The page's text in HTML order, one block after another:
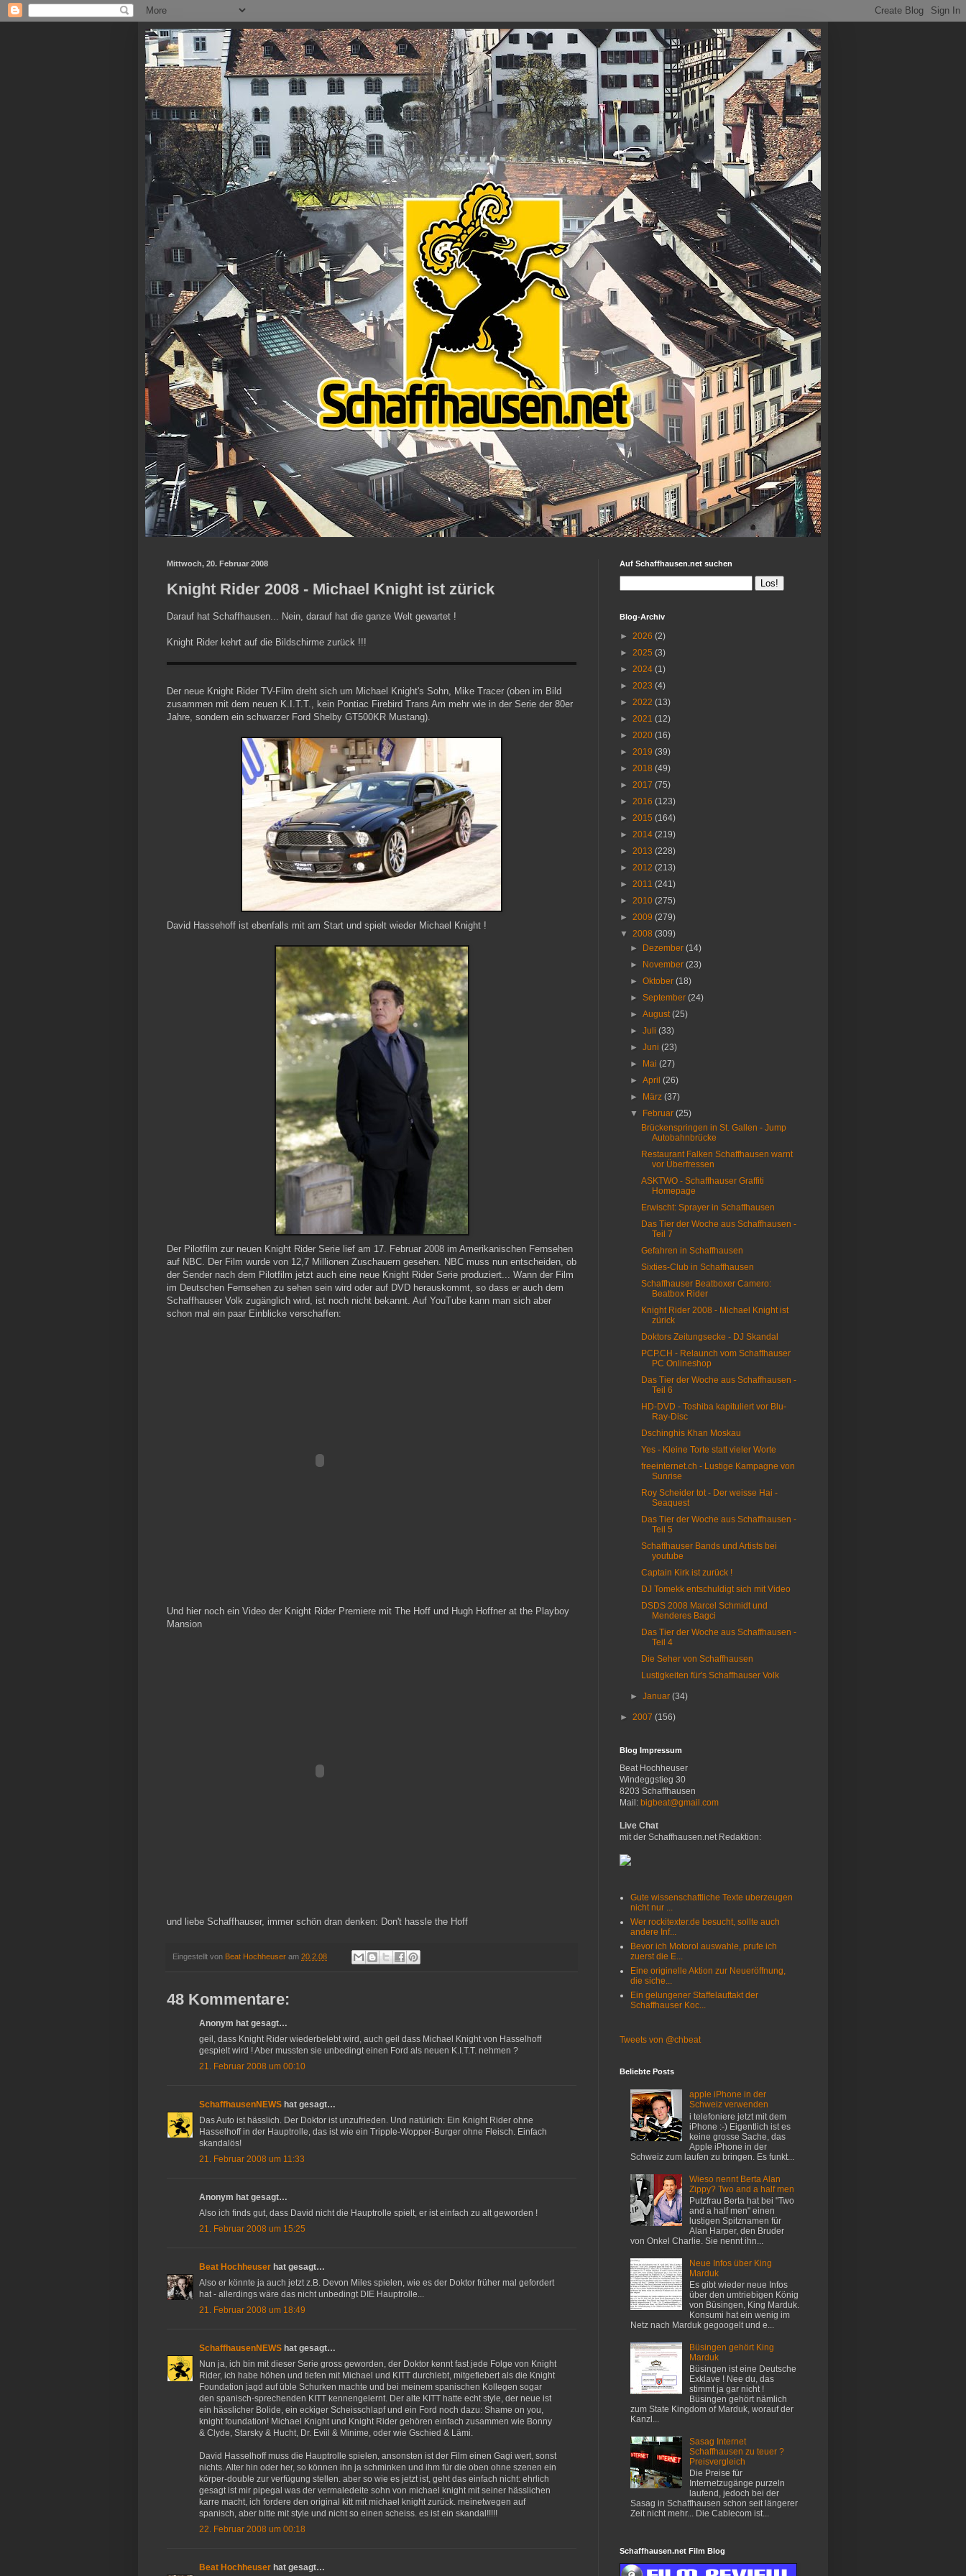
Mittwoch, 20. Februar 2008
Knight Rider 2008 - Michael Knight ist zürick
Darauf hat Schaffhausen... Nein, darauf hat die ganze Welt gewartet !
Knight Rider kehrt auf die Bildschirme zurück !!!
Der neue Knight Rider TV-Film dreht sich um Michael Knight's Sohn, Mike Tracer (oben im Bild
zusammen mit dem neuen K.I.T.T., kein Pontiac Firebird Trans Am mehr wie in der Serie der 80er
Jahre, sondern ein schwarzer Ford Shelby GT500KR Mustang).
David Hassehoff ist ebenfalls mit am Start und spielt wieder Michael Knight !
Der Pilotfilm zur neuen Knight Rider Serie lief am 17. Februar 2008 im Amerikanischen Fernsehen
auf NBC. Der Film wurde von 12,7 Millionen Zuschauern gesehen. NBC muss nun entscheiden, ob
der Sender nach dem Pilotfilm jetzt auch eine neue Knight Rider Serie produziert... Wann der Film
im Deutschen Fernsehen zu sehen sein wird oder auf DVD herauskommt, so dass er auch dem
Schaffhauser Volk zugänglich wird, ist noch nicht bekannt. Auf YouTube kann man sich aber
schon mal ein paar Einblicke verschaffen:
Und hier noch ein Video der Knight Rider Premiere mit The Hoff und Hugh Hoffner at the Playboy
Mansion
und liebe Schaffhauser, immer schön dran denken: Don't hassle the Hoff
Eingestellt von Beat Hochheuser am 20.2.08
48 Kommentare:
Anonym hat gesagt…
geil, dass Knight Rider wiederbelebt wird, auch geil dass Michael Knight von Hasselhoff
gespielt wird ! Aber mussten sie unbedingt einen Ford als neuen K.I.T.T. nehmen ?
21. Februar 2008 um 00:10
SchaffhausenNEWS hat gesagt…
Das Auto ist hässlich. Der Doktor ist unzufrieden. Und natürlich: Ein Knight Rider ohne
Hasselhoff in der Hauptrolle, das ist wie ein Tripple-Wopper-Burger ohne Fleisch. Einfach
skandalös!
21. Februar 2008 um 11:33
Anonym hat gesagt…
Also ich finds gut, dass David nicht die Hauptrolle spielt, er ist einfach zu alt geworden !
21. Februar 2008 um 15:25
Beat Hochheuser hat gesagt…
Also er könnte ja auch jetzt z.B. Devon Miles spielen, wie es der Doktor früher mal gefordert
hat - allerdings wäre das nicht unbedingt DIE Hauptrolle...
21. Februar 2008 um 18:49
SchaffhausenNEWS hat gesagt…
Nun ja, ich bin mit dieser Serie gross geworden, der Doktor kennt fast jede Folge von Knight
Rider, ich habe höhen und tiefen mit Michael und KITT durchlebt, mitgefiebert als die Knight
Foundation jagd auf üble Schurken machte und bei meinem spanischen Kollegen sogar
den spanisch-sprechenden KITT kennengelernt. Der alte KITT hatte echt style, der neue ist
ein hässlicher Bolide, ein eckiger Scheisschlapf und ein Ford noch dazu: Shame on you,
knight foundation! Michael Knight und Knight Rider gehören einfach zusammen wie Bonny
& Clyde, Starsky & Hucht, Dr. Eviil & Minime, oder wie Gschied & Lämi.
David Hasselhoff muss die Hauptrolle spielen, ansonsten ist der Film einen Gagi wert, sonst
nichts. Alter hin oder her, so können ihn ja schminken und ihm für die oben ohne szenen ein
körper-double zur verfügung stellen. aber so wie es jetzt ist, geht das einfach nicht: ehrlich
gesagt ist mir pipegal was der vermaledeite sohn von michael knight mit seiner hässlichen
karre macht, ich fordere den original kitt mit michael knight zurück. meinetwegen auf
spanisch, aber bitte mit style und nicht so einen scheiss. es ist ein skandal!!!!!
22. Februar 2008 um 00:18
Beat Hochheuser hat gesagt…
Auf Schaffhausen.net suchen
Blog-Archiv
► 2026 (2)
► 2025 (3)
► 2024 (1)
► 2023 (4)
► 2022 (13)
► 2021 (12)
► 2020 (16)
► 2019 (39)
► 2018 (49)
► 2017 (75)
► 2016 (123)
► 2015 (164)
► 2014 (219)
► 2013 (228)
► 2012 (213)
► 2011 (241)
► 2010 (275)
► 2009 (279)
▼ 2008 (309)
►
Dezember(14)
►
November(23)
►Oktober(18)
►September(24)
►August(25)
►Juli(33)
►Juni(23)
►
Mai(27)
►April(26)
►
März(37)
▼
Februar(25)
Brückenspringen in St. Gallen - Jump
Autobahnbrücke
Restaurant Falken Schaffhausen warnt
vor Überfressen
ASKTWO - Schaffhauser Graffiti
Homepage
Erwischt: Sprayer in Schaffhausen
Das Tier der Woche aus Schaffhausen -
Teil 7
Gefahren in Schaffhausen
Sixties-Club in Schaffhausen
Schaffhauser Beatboxer Camero:
Beatbox Rider
Knight Rider 2008 - Michael Knight ist
zürick
Doktors Zeitungsecke - DJ Skandal
PCP.CH - Relaunch vom Schaffhauser
PC Onlineshop
Das Tier der Woche aus Schaffhausen -
Teil 6
HD-DVD - Toshiba kapituliert vor Blu-
Ray-Disc
Dschinghis Khan Moskau
Yes - Kleine Torte statt vieler Worte
freeinternet.ch - Lustige Kampagne von
Sunrise
Roy Scheider tot - Der weisse Hai -
Seaquest
Das Tier der Woche aus Schaffhausen -
Teil 5
Schaffhauser Bands und Artists bei
youtube
Captain Kirk ist zurück !
DJ Tomekk entschuldigt sich mit Video
DSDS 2008 Marcel Schmidt und
Menderes Bagci
Das Tier der Woche aus Schaffhausen -
Teil 4
Die Seher von Schaffhausen
Lustigkeiten für's Schaffhauser Volk
►Januar(34)
► 2007 (156)
Blog Impressum
Beat Hochheuser
Windeggstieg 30
8203 Schaffhausen
Mail: bigbeat@gmail.com
Live Chat
mit der Schaffhausen.net Redaktion:
Gute wissenschaftliche Texte uberzeugen
nicht nur ...
Wer rockitexter.de besucht, sollte auch
andere Inf...
Bevor ich Motorol auswahle, prufe ich
zuerst die E...
Eine originelle Aktion zur Neueröffnung,
die siche...
Ein gelungener Staffelauftakt der
Schaffhauser Koc...
Tweets von @chbeat
Beliebte Posts
apple iPhone in der
Schweiz verwenden
i telefoniere jetzt mit dem
iPhone :-) Eigentlich ist es
keine grosse Sache, das
Apple iPhone in der
Schweiz zum laufen zu bringen. Es funkt...
Wieso nennt Berta Alan
Zippy? Two and a half men
Putzfrau Berta hat bei "Two
and a half men" einen
lustigen Spitznamen für
Alan Harper, den Bruder
von Onkel Charlie. Sie nennt ihn...
Neue Infos über King
Marduk
Es gibt wieder neue Infos
über den umtriebigen König
von Büsingen, King Marduk.
Konsumi hat ein wenig im
Netz nach Marduk gegoogelt und e...
Büsingen gehört King
Marduk
Büsingen ist eine Deutsche
Exklave ! Nee du, das
stimmt ja gar nicht !
Büsingen gehört nämlich
zum State Kingdom of Marduk, worauf der
Kanzl...
Sasag Internet
Schaffhausen zu teuer ?
Preisvergleich
Die Preise für
Internetzugänge purzeln
laufend, jedoch bei der
Sasag in Schaffhausen schon seit längerer
Zeit nicht mehr... Die Cablecom ist...
Schaffhausen.net Film Blog